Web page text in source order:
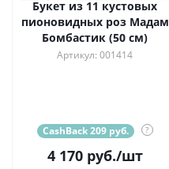
Букет из 11 кустовых
пионовидных роз Мадам
Бомбастик (50 см)
Артикул: 001414
CashBack 209 руб. ?
4 170руб./шт